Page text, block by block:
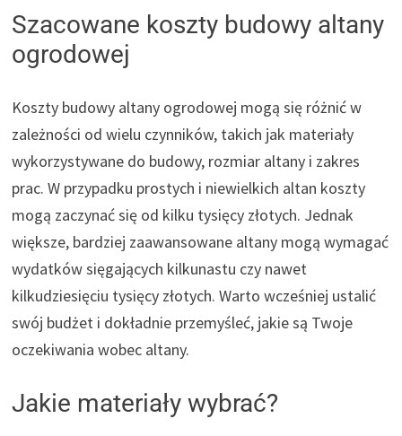
Szacowane koszty budowy altany
ogrodowej
Koszty budowy altany ogrodowej mogą się różnić w
zależności od wielu czynników, takich jak materiały
wykorzystywane do budowy, rozmiar altany i zakres
prac. W przypadku prostych i niewielkich altan koszty
mogą zaczynać się od kilku tysięcy złotych. Jednak
większe, bardziej zaawansowane altany mogą wymagać
wydatków sięgających kilkunastu czy nawet
kilkudziesięciu tysięcy złotych. Warto wcześniej ustalić
swój budżet i dokładnie przemyśleć, jakie są Twoje
oczekiwania wobec altany.
Jakie materiały wybrać?